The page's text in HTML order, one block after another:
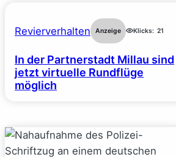
Revierverhalten Anzeige Klicks: 21
In der Partnerstadt Millau sind
jetzt virtuelle Rundflüge
möglich